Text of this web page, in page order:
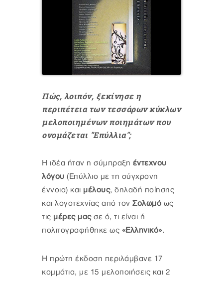
Πώς, λοιπόν, ξεκίνησε η
περιπέτεια των τεσσάρων κύκλων
μελοποιημένων ποιημάτων που
ονομάζεται "Επύλλια";
Η ιδέα ήταν η σύμπραξη έντεχνου
λόγου (Επύλλιο με τη σύγχρονη
έννοια) και μέλους, δηλαδή ποίησης
και λογοτεχνίας από τον Σολωμό ως
τις μέρες μαςσε ό, τι είναι ή
πολιτογραφήθηκε ως «Ελληνικό».
Η πρώτη έκδοση περιλάμβανε 17
κομμάτια, με 15 μελοποιήσεις και 2